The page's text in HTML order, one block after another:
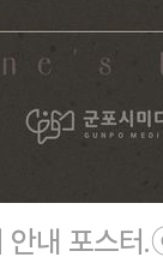
안내 포스